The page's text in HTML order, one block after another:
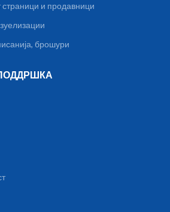
страници и продавници
брошури